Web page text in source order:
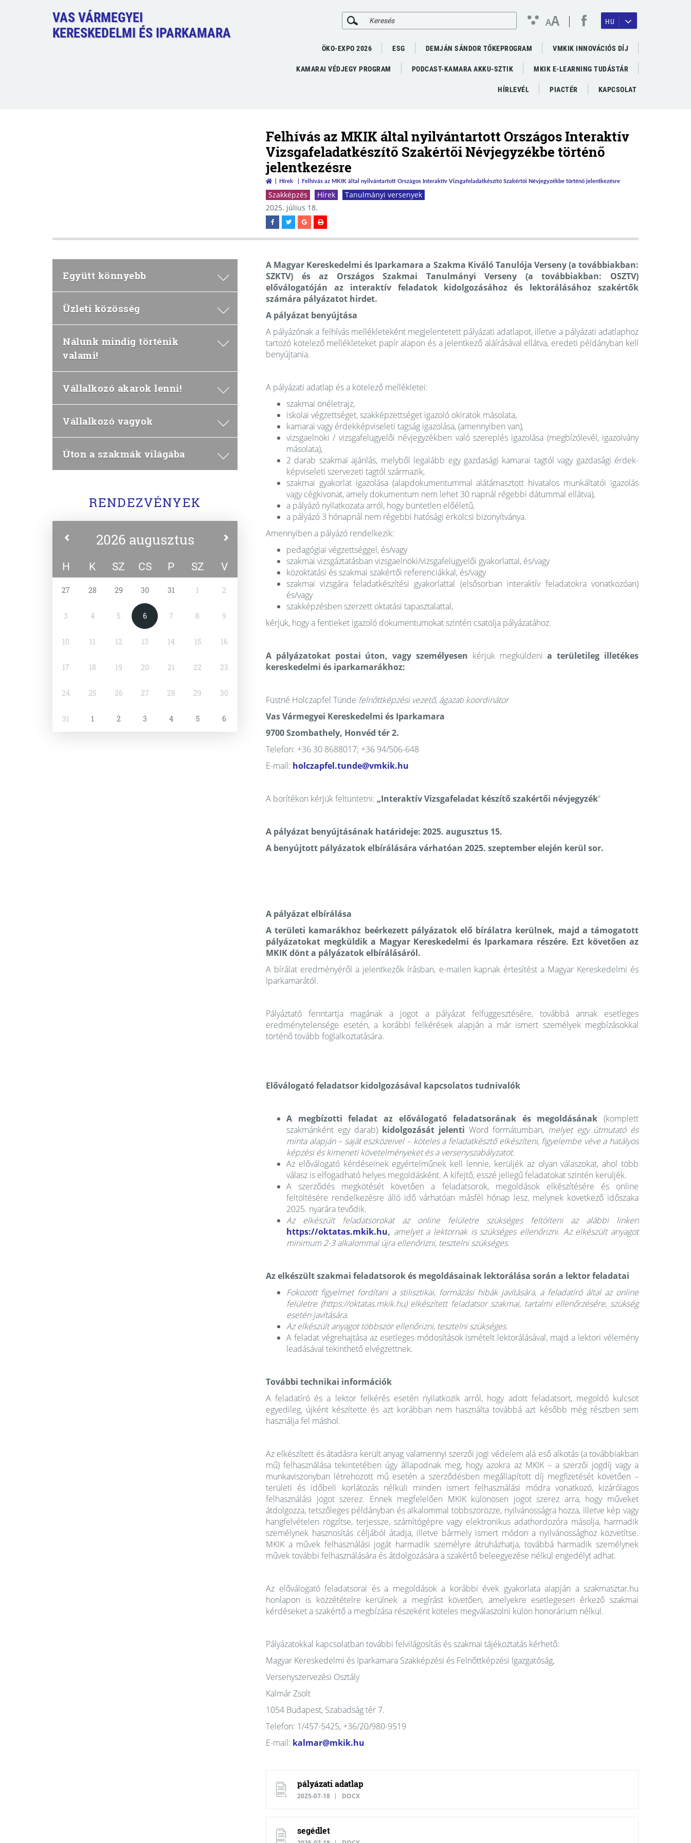
VAS VÁRMEGYEI
KERESKEDELMI ÉS IPARKAMARA
AA HU
ÖKO-EXPO 2026 ESG DEMJÁN SÁNDOR TŐKEPROGRAM VMKIK INNOVÁCIÓS DÍJ
KAMARAI VÉDJEGY PROGRAM PODCAST-KAMARA AKKU-SZTIK MKIK E-LEARNING TUDÁSTÁR
HÍRLEVÉL PIACTÉR KAPCSOLAT
Felhívás az MKIK által nyilvántartott Országos Interaktív
Vizsgafeladatkészítő Szakértői Névjegyzékbe történő
jelentkezésre
Hírek Felhívás az MKIK által nyilvántartott Országos Interaktív Vizsgafeladatkészítő Szakértői Névjegyzékbe történő jelentkezésre
Szakképzés Hírek
Tanulmányi versenyek
2025. július 18.
Együtt könnyebb
Üzleti közösség
Nálunk mindig történik
valami!
Vállalkozó akarok lenni!
Vállalkozó vagyok
Úton a szakmák világába
RENDEZVÉNYEK
2026 augusztus
H K SZ CS P SZ V
27 28 29 30 31 1 2
3 4 5 6 7 8 9
10 11 12 13 14 15 16
17 18 19 20 21 22 23
24 25 26 27 28 29 30
31 1 2 3 4 5 6
A Magyar Kereskedelmi és Iparkamara a Szakma Kiváló Tanulója Verseny (a továbbiakban:
SZKTV) és az Országos Szakmai Tanulmányi Verseny (a továbbiakban: OSZTV)
előválogatóján az interaktív feladatok kidolgozásához és lektorálásához szakértők
számára pályázatot hirdet.
A pályázat benyújtása
A pályázónak a felhívás mellékleteként megjelentetett pályázati adatlapot, illetve a pályázati adatlaphoz
tartozó kötelező mellékleteket papír alapon és a jelentkező aláírásával ellátva, eredeti példányban kell
benyújtania.
A pályázati adatlap és a kötelező mellékletei:
szakmai önéletrajz,
iskolai végzettséget, szakképzettséget igazoló okiratok másolata,
kamarai vagy érdekképviseleti tagság igazolása, (amennyiben van),
vizsgaelnöki / vizsgafelügyelői névjegyzékben való szereplés igazolása (megbízólevél, igazolvány
másolata),
2 darab szakmai ajánlás, melyből legalább egy gazdasági kamarai tagtól vagy gazdasági érdek-
képviseleti szervezeti tagtól származik,
szakmai gyakorlat igazolása (alapdokumentummal alátámasztott hivatalos munkáltatói igazolás
vagy cégkivonat, amely dokumentum nem lehet 30 napnál régebbi dátummal ellátva),
a pályázó nyilatkozata arról, hogy büntetlen előéletű,
a pályázó 3 hónapnál nem régebbi hatósági erkölcsi bizonyítványa.
Amennyiben a pályázó rendelkezik:
pedagógiai végzettséggel, és/vagy
szakmai vizsgáztatásban vizsgaelnöki/vizsgafelügyelői gyakorlattal, és/vagy
közoktatási és szakmai szakértői referenciákkal, és/vagy
szakmai vizsgára feladatkészítési gyakorlattal (elsősorban interaktív feladatokra vonatkozóan)
és/vagy
szakképzésben szerzett oktatási tapasztalattal,
kérjük, hogy a fentieket igazoló dokumentumokat szintén csatolja pályázatához.
A pályázatokat postai úton, vagy személyesen kérjük megküldenia területileg illetékes
kereskedelmi és iparkamarákhoz:
Füstné Holczapfel Tünde felnőttképzési vezető, ágazati koordinátor
Vas Vármegyei Kereskedelmi és Iparkamara
9700 Szombathely, Honvéd tér 2.
Telefon: +36 30 8688017; +36 94/506-648
E-mail: holczapfel.tunde@vmkik.hu
A borítékon kérjük feltüntetni: „Interaktív Vizsgafeladat készítő szakértői névjegyzék”
A pályázat benyújtásának határideje: 2025. augusztus 15.
A benyújtott pályázatok elbírálására várhatóan 2025. szeptember elején kerül sor.
A pályázat elbírálása
A területi kamarákhoz beérkezett pályázatok elő bírálatra kerülnek, majd a támogatott
pályázatokat megküldik a Magyar Kereskedelmi és Iparkamara részére. Ezt követően az
MKIK dönt a pályázatok elbírálásáról.
A bírálat eredményéről a jelentkezők írásban, e-mailen kapnak értesítést a Magyar Kereskedelmi és
Iparkamarától.
Pályáztató fenntartja magának a jogot a pályázat felfüggesztésére, továbbá annak esetleges
eredménytelensége esetén, a korábbi felkérések alapján a már ismert személyek megbízásokkal
történő tovább foglalkoztatására.
Előválogató feladatsor kidolgozásával kapcsolatos tudnivalók
A megbízotti feladat az előválogató feladatsorának és megoldásának (komplett
szakmánként egy darab) kidolgozását jelenti Word formátumban, melyet egy útmutató és
minta alapján – saját eszközeivel – köteles a feladatkésztő elkészíteni, figyelembe véve a hatályos
képzési és kimeneti követelményeket és a versenyszabályzatot.
Az előválogató kérdéseinek egyértelműnek kell lennie, kerüljék az olyan válaszokat, ahol több
válasz is elfogadható helyes megoldásként. A kifejtő, esszé jellegű feladatokat szintén kerüljék.
A szerződés megkötését követően a feladatsorok, megoldások elkészítésére és online
feltöltésére rendelkezésre álló idő várhatóan másfél hónap lesz, melynek következő időszaka
2025. nyarára tevődik.
Az elkészült feladatsorokat az online felületre szükséges feltölteni az alábbi linken
https://oktatas.mkik.hu, amelyet a lektornak is szükséges ellenőrizni. Az elkészült anyagot
minimum 2-3 alkalommal újra ellenőrizni, tesztelni szükséges.
Az elkészült szakmai feladatsorok és megoldásainak lektorálása során a lektorfeladatai
Fokozott figyelmet fordítani a stilisztikai, formázási hibák javítására, a feladatíró által az online
felületre (https://oktatas.mkik.hu) elkészített feladatsor szakmai, tartalmi ellenőrzésére, szükség
esetén javítására.
Az elkészült anyagot többször ellenőrizni, tesztelni szükséges.
A feladat végrehajtása az esetleges módosítások ismételt lektorálásával, majd a lektori vélemény
leadásával tekinthető elvégzettnek.
További technikai információk
A feladatíró és a lektor felkérés esetén nyilatkozik arról, hogy adott feladatsort, megoldó kulcsot
egyedileg, újként készítette és azt korábban nem használta továbbá azt később még részben sem
használja fel máshol.
Az elkészített és átadásra került anyag valamennyi szerzői jogi védelem alá eső alkotás (a továbbiakban
mű) felhasználása tekintetében úgy állapodnak meg, hogy azokra az MKIK – a szerzői jogdíj vagy a
munkaviszonyban létrehozott mű esetén a szerződésben megállapított díj megfizetését követően –
területi és időbeli korlátozás nélküli minden ismert felhasználási módra vonatkozó, kizárólagos
felhasználási jogot szerez. Ennek megfelelően MKIK különösen jogot szerez arra, hogy műveket
átdolgozza, tetszőleges példányban és alkalommal többszörözze, nyilvánosságra hozza, illetve kép vagy
hangfelvételen rögzítse, terjessze, számítógépre vagy elektronikus adathordozóra másolja, harmadik
személynek hasznosítás céljából átadja, illetve bármely ismert módon a nyilvánossághoz közvetítse.
MKIK a művek felhasználási jogát harmadik személyre átruházhatja, továbbá harmadik személynek
művek további felhasználására és átdolgozására a szakértő beleegyezése nélkül engedélyt adhat.
Az előválogató feladatsorai és a megoldások a korábbi évek gyakorlata alapján a szakmasztar.hu
honlapon is közzétételre kerülnek a megírást követően, amelyekre esetlegesen érkező szakmai
kérdéseket a szakértő a megbízása részeként köteles megválaszolni külön honorárium nélkül.
Pályázatokkal kapcsolatban további felvilágosítás és szakmai tájékoztatás kérhető:
Magyar Kereskedelmi és Iparkamara Szakképzési és Felnőttképzési Igazgatóság,
Versenyszervezési Osztály
Kalmár Zsolt
1054 Budapest, Szabadság tér 7.
Telefon: 1/457-5425, +36/20/980-9519
E-mail: kalmar@mkik.hu
pályázati adatlap
2025-07-18 DOCX
segédlet